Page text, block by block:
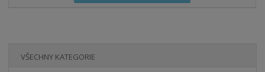
VŠECHNY KATEGORIE